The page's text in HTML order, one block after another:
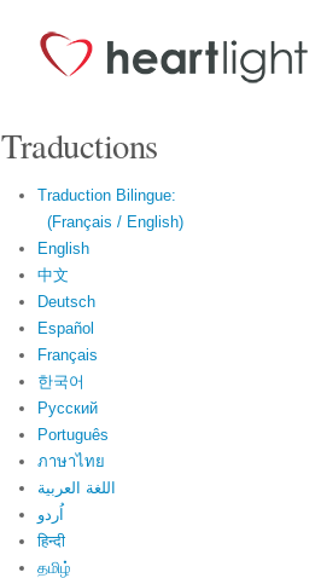
Traductions
Traduction Bilingue:
(Français / English)
English
中文
Deutsch
Español
Français
한국어
Русский
Português
ภาษาไทย
اللغة العربية
اُردو
हिन्दी
தமிழ்